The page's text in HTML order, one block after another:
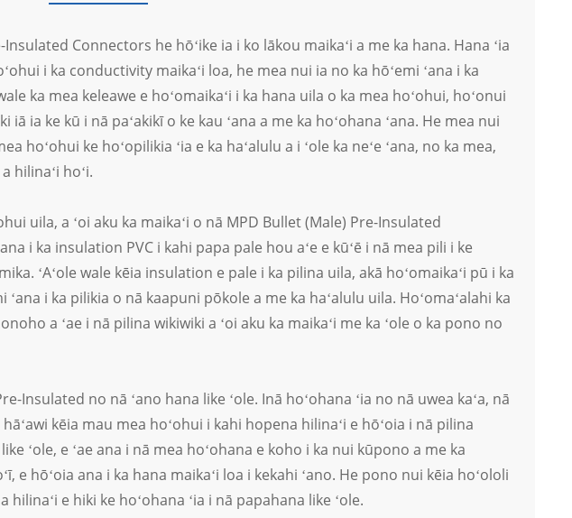
Insulated Connectors he hōʻike ia i ko lākou maikaʻi a me ka hana. Hana ʻia
i ka conductivity maikaʻi loa, he mea nui ia no ka hōʻemi ʻana i ka
ka mea keleawe e hoʻomaikaʻi i ka hana uila o ka mea hoʻohui, hoʻonui
ia ke kū i nā paʻakikī o ke kau ʻana a me ka hoʻohana ʻana. He mea nui
hoʻohui ke hoʻopilikia ʻia e ka haʻalulu a i ʻole ka neʻe ʻana, no ka mea,
hilinaʻi hoʻi.
uila, a ʻoi aku ka maikaʻi o nā MPD Bullet (Male) Pre-Insulated
i ka insulation PVC i kahi papa pale hou aʻe e kūʻē i nā mea pili i ke
ʻAʻole wale kēia insulation e pale i ka pilina uila, akā hoʻomaikaʻi pū i ka
ʻana i ka pilikia o nā kaapuni pōkole a me ka haʻalulu uila. Hoʻomaʻalahi ka
a ʻae i nā pilina wikiwiki a ʻoi aku ka maikaʻi me ka ʻole o ka pono no
Insulated no nā ʻano hana like ʻole. Inā hoʻohana ʻia no nā uwea kaʻa, nā
kēia mau mea hoʻohui i kahi hopena hilinaʻi e hōʻoia i nā pilina
ʻole, e ʻae ana i nā mea hoʻohana e koho i ka nui kūpono a me ka
e hōʻoia ana i ka hana maikaʻi loa i kekahi ʻano. He pono nui kēia hoʻololi
e hiki ke hoʻohana ʻia i nā papahana like ʻole.